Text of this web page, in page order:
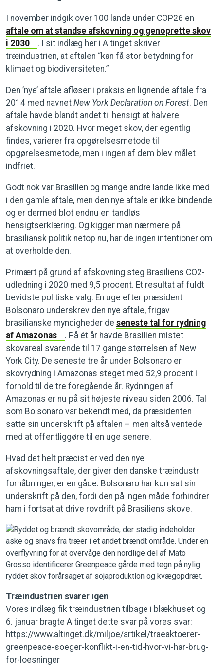
I november indgik over 100 lande under COP26 en
aftale om at standse afskovning og genoprette skov
i 2030
. I sit indlæg her i Altinget skriver
træindustrien, at aftalen “kan få stor betydning for
klimaet og biodiversiteten.”
Den ’nye’ aftale afløser i praksis en lignende aftale fra
2014 med navnet New York Declaration on Forest. Den
aftale havde blandt andet til hensigt at halvere
afskovning i 2020. Hvor meget skov, der egentlig
findes, varierer fra opgørelsesmetode til
opgørelsesmetode, men i ingen af dem blev målet
indfriet.
Godt nok var Brasilien og mange andre lande ikke med
i den gamle aftale, men den nye aftale er ikke bindende
og er dermed blot endnu en tandløs
hensigtserklæring. Og kigger man nærmere på
brasiliansk politik netop nu, har de ingen intentioner om
at overholde den.
Primært på grund af afskovning steg Brasiliens CO2-
udledning i 2020 med 9,5 procent. Et resultat af fuldt
bevidste politiske valg. En uge efter præsident
Bolsonaro underskrev den nye aftale, frigav
brasilianske myndigheder de seneste tal for rydning
af Amazonas
. På ét år havde Brasilien mistet
skovareal svarende til 17 gange størrelsen af New
York City. De seneste tre år under Bolsonaro er
skovrydning i Amazonas steget med 52,9 procent i
forhold til de tre foregående år. Rydningen af
Amazonas er nu på sit højeste niveau siden 2006. Tal
som Bolsonaro var bekendt med, da præsidenten
satte sin underskrift på aftalen – men altså ventede
med at offentliggøre til en uge senere.
Hvad det helt præcist er ved den nye
afskovningsaftale, der giver den danske træindustri
forhåbninger, er en gåde. Bolsonaro har kun sat sin
underskrift på den, fordi den på ingen måde forhindrer
ham i fortsat at drive rovdrift på Brasiliens skove.
Træindustrien svarer igen
Vores indlæg fik træindustrien tilbage i blækhuset og
6. januar bragte Altinget dette svar på vores svar:
https://www.altinget.dk/miljoe/artikel/traeaktoerer-
greenpeace-soeger-konflikt-i-en-tid-hvor-vi-har-brug-
for-loesninger